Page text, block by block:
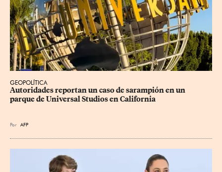
GEOPOLÍTICA
Autoridades reportan un caso de sarampión en un
parque de Universal Studios en California
Por AFP